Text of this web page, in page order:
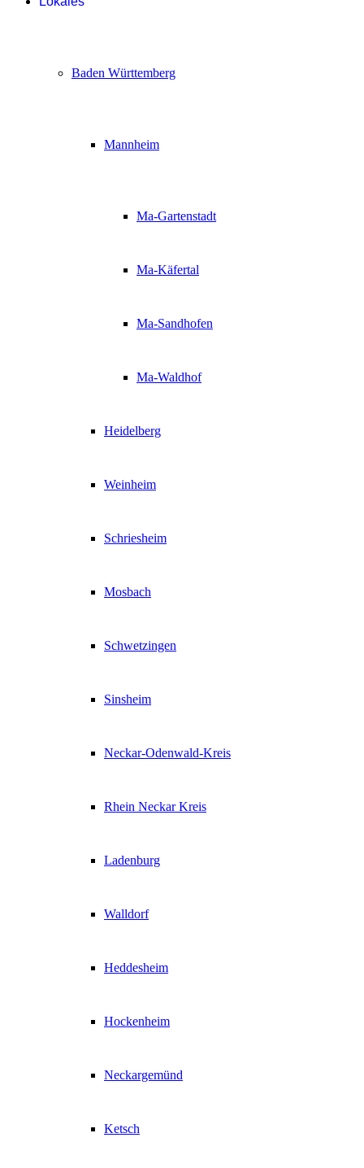
Baden Württemberg
Mannheim
Ma-Gartenstadt
Ma-Käfertal
Ma-Sandhofen
Ma-Waldhof
Heidelberg
Weinheim
Schriesheim
Mosbach
Schwetzingen
Sinsheim
Neckar-Odenwald-Kreis
Rhein Neckar Kreis
Ladenburg
Walldorf
Heddesheim
Hockenheim
Neckargemünd
Ketsch